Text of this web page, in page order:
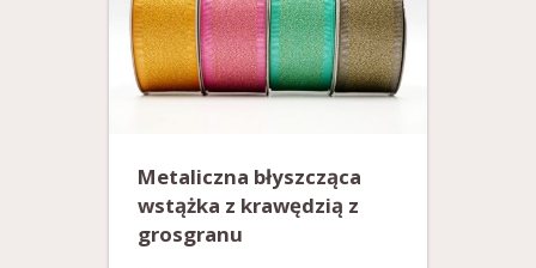
Metaliczna błyszcząca
wstążka z krawędzią z
grosgranu